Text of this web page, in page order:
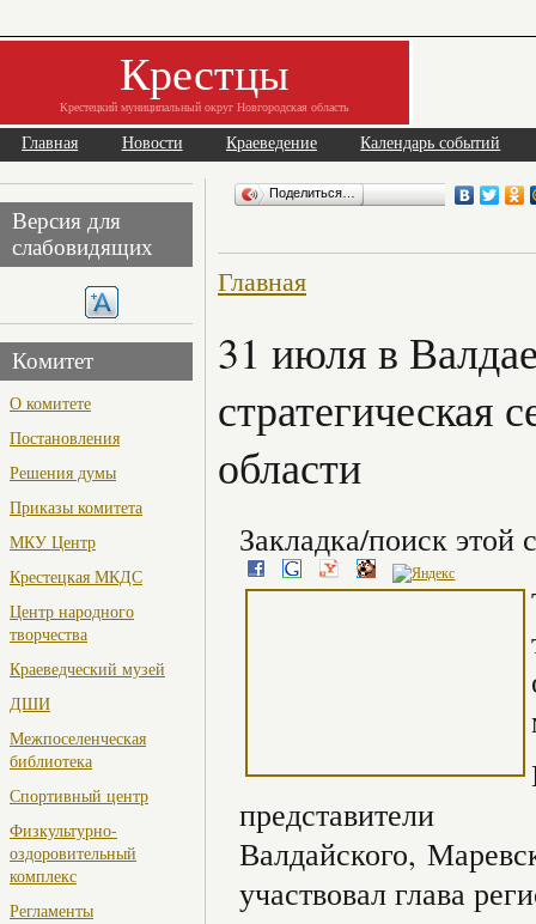
Крестцы
Крестецкий муниципальный округ Новгородская область
Главная Новости Краеведение Календарь событий
Версия для
слабовидящих
Комитет
О комитете
Постановления
Решения думы
Приказы комитета
МКУ Центр
Крестецкая МКДС
Центр народного
творчества
Краеведческий музей
ДШИ
Межпоселенческая
библиотека
Спортивный центр
Физкультурно-
оздоровительный
комплекс
Регламенты
Поделиться…
Главная
31 июля в
стратегическая
области
Закладка/поиск этой
представители
Валдайского,
участвовал глава